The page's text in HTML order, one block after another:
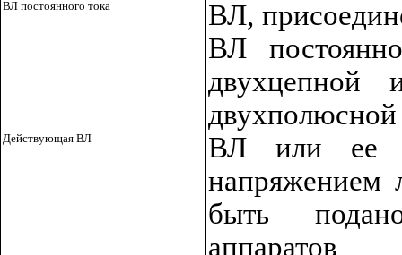
ВЛ постоянного тока
ВЛ,
ВЛ
двухцепной
двухполюсной
Действующая ВЛ
ВЛ или ее
напряжением
быть
аппаратов